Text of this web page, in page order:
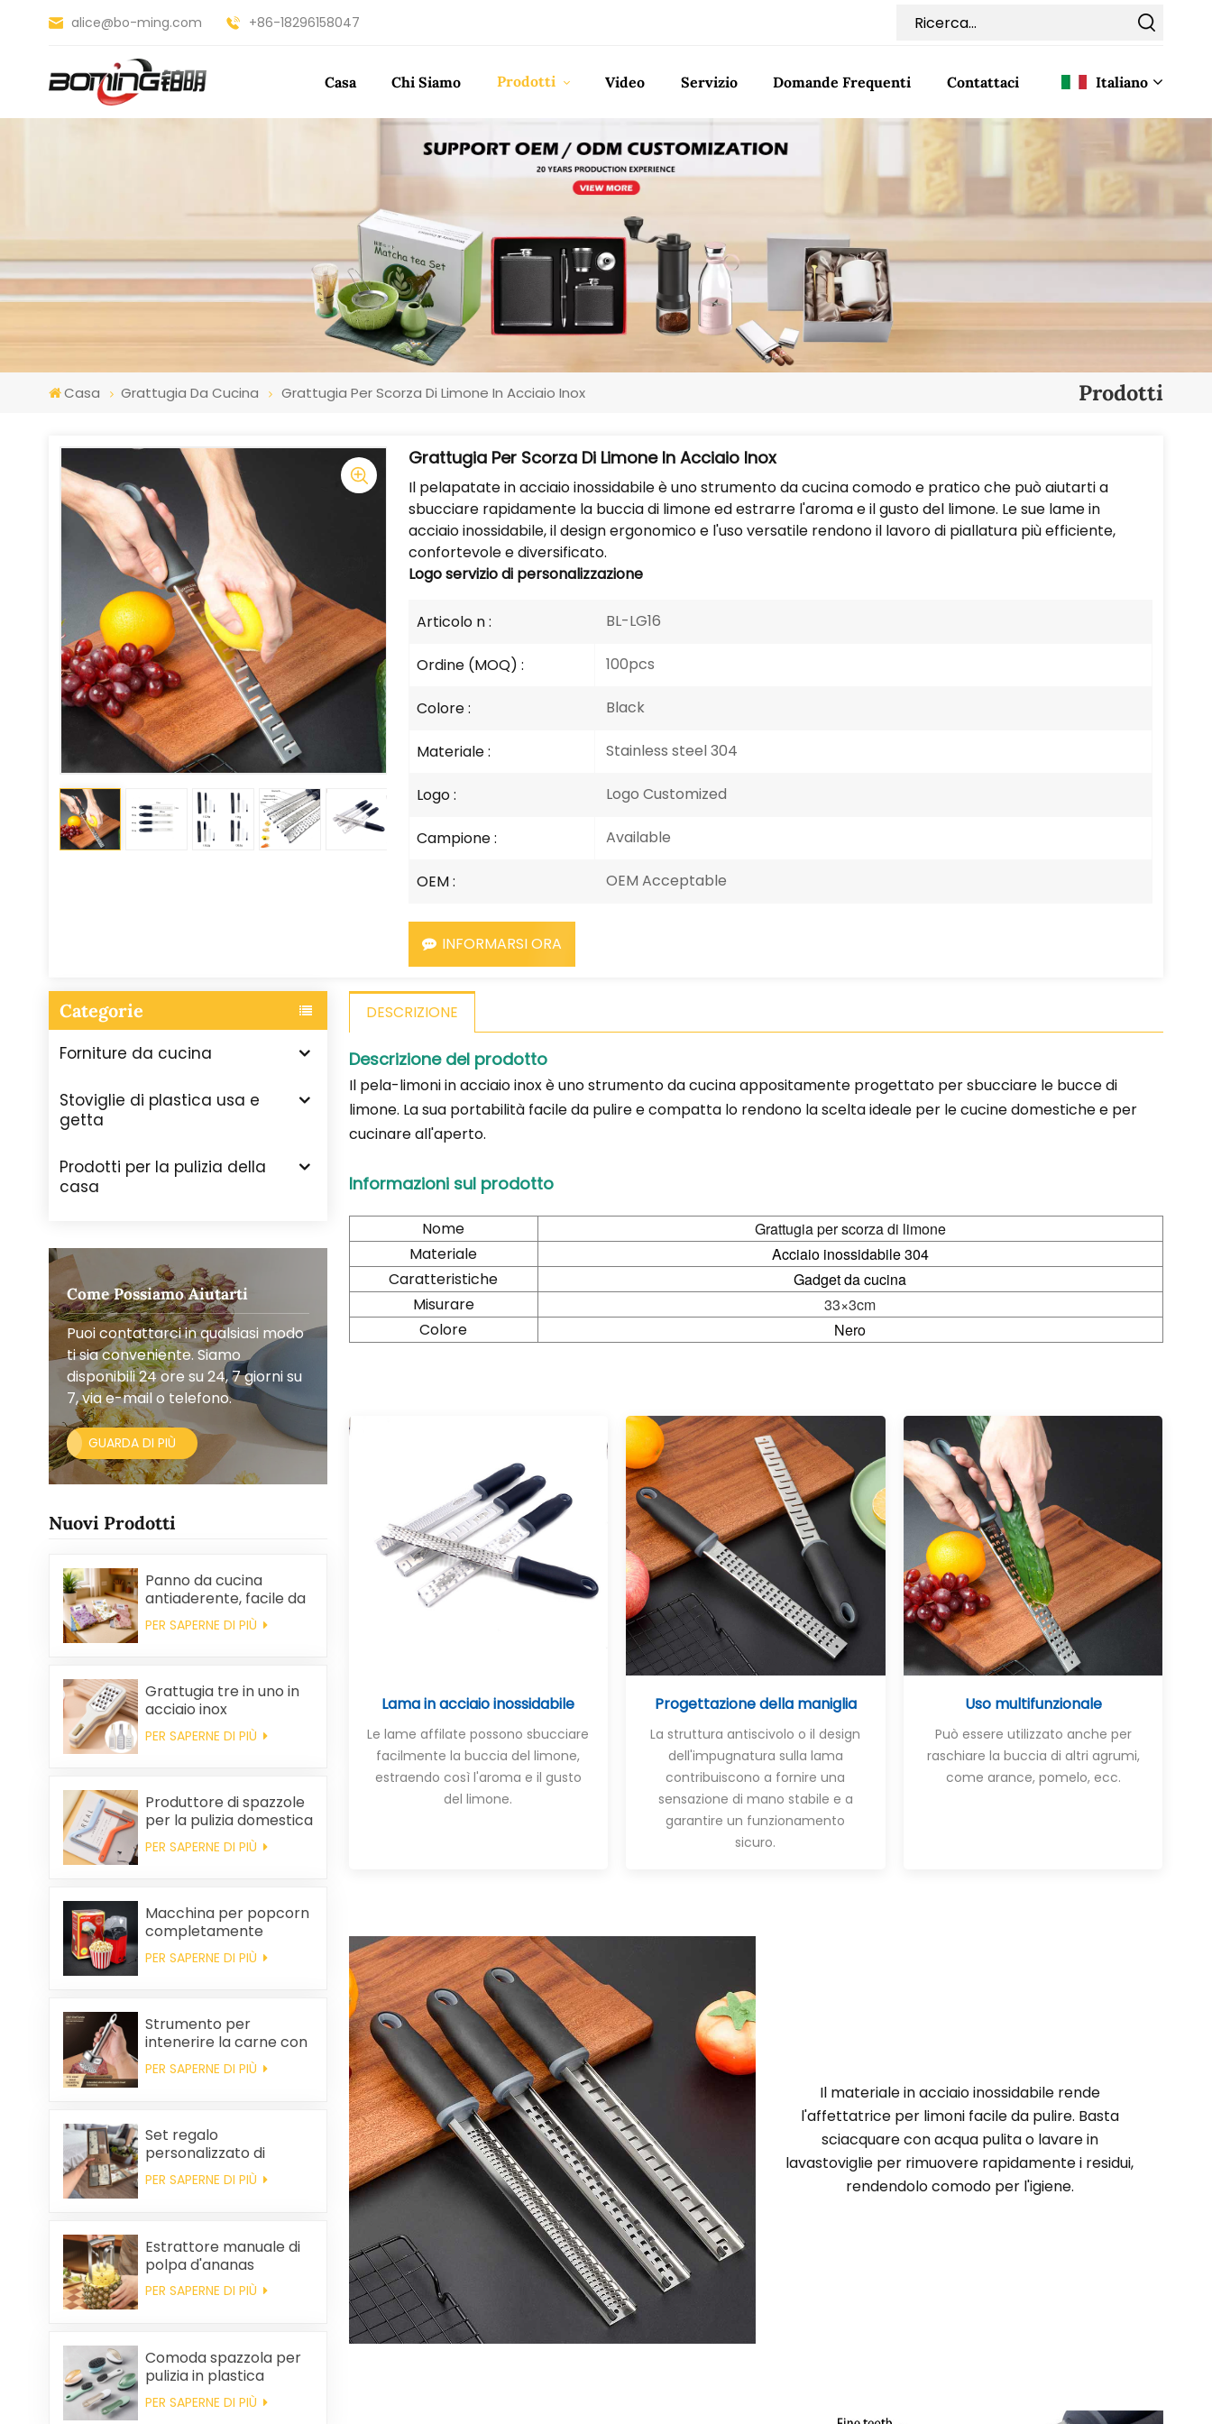
alice@bo-ming.com +86-18296158047
Casa Chi Siamo Prodotti Video Servizio Domande Frequenti Contattaci Italiano
English
Français
Español
Türkçe
العربية
Casa Grattugia Da Cucina Grattugia Per Scorza Di Limone In Acciaio Inox Prodotti
Grattugia Per Scorza Di Limone In Acciaio Inox
Il pelapatate in acciaio inossidabile è uno strumento da cucina comodo e pratico che può aiutarti a
sbucciare rapidamente la buccia di limone ed estrarre l'aroma e il gusto del limone. Le sue lame in
acciaio inossidabile, il design ergonomico e l'uso versatile rendono il lavoro di piallatura più efficiente,
confortevole e diversificato.
Logoservizio di personalizzazione
Articolo n : BL-LG16
Ordine (MOQ) : 100pcs
Colore : Black
Materiale : Stainless steel 304
Logo : Logo Customized
Campione : Available
OEM : OEM Acceptable
INFORMARSI ORA
Categorie
Forniture da cucina
Stoviglie di plastica usa e
getta
Prodotti per la pulizia della
casa
Come Possiamo Aiutarti
Puoi contattarci in qualsiasi modo
ti sia conveniente. Siamo
disponibili 24 ore su 24, 7 giorni su
7, via e-mail o telefono.
GUARDA DI PIÙ
Nuovi Prodotti
Panno da cucina
antiaderente, facile da
pulire, spesso,
stampato, quadrato, in
PER SAPERNE DI PIÙ
Grattugia tre in uno in
acciaio inox
PER SAPERNE DI PIÙ
Produttore di spazzole
per la pulizia domestica
in plastica per la
rimozione dei peli
PER SAPERNE DI PIÙ
Macchina per popcorn
completamente
automatica, macchina
per popcorn portatile
PER SAPERNE DI PIÙ
Strumento per
intenerire la carne con
ago da bistecca
PER SAPERNE DI PIÙ
Set regalo
personalizzato di
asciugamani da cucina
e tovaglioli quadrati in
matrimonio e per la
pulizia della casa.
PER SAPERNE DI PIÙ
Estrattore manuale di
polpa d'ananas
PER SAPERNE DI PIÙ
Comoda spazzola per
pulizia in plastica
all'ingrosso
PER SAPERNE DI PIÙ
DESCRIZIONE
Descrizione del prodotto
Il pela-limoni in acciaio inox è uno strumento da cucina appositamente progettato per sbucciare le bucce di
limone. La sua portabilità facile da pulire e compatta lo rendono la scelta ideale per le cucine domestiche e per
cucinare all'aperto.
Informazioni sul prodotto
Nome
Grattugia per scorza di limone
Materiale
Acciaio inossidabile 304
Caratteristiche
Gadget da cucina
Misurare
33×3cm
Colore
Nero
Lama in acciaio inossidabile
Le lame affilate possono sbucciare
facilmente la buccia del limone,
estraendo così l'aroma e il gusto
del limone.
Progettazione della maniglia
La struttura antiscivolo o il design
dell'impugnatura sulla lama
contribuiscono a fornire una
sensazione di mano stabile e a
garantire un funzionamento
sicuro.
Uso multifunzionale
Può essere utilizzato anche per
raschiare la buccia di altri agrumi,
come arance, pomelo, ecc.
Il materiale in acciaio inossidabile rende
l'affettatrice per limoni facile da pulire. Basta
sciacquare con acqua pulita o lavare in
lavastoviglie per rimuovere rapidamente i residui,
rendendolo comodo per l'igiene.